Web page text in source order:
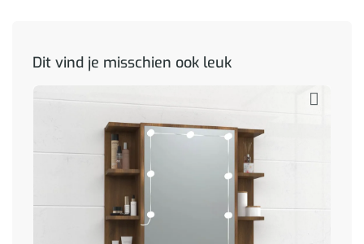
Dit vind je misschien ook leuk